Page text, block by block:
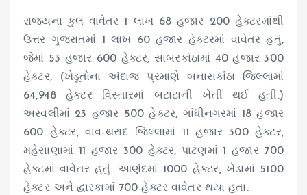
રાજ્યના કુલ વાવેતર 1 લાખ 68 હજાર 200 હેક્ટરમાંથી
ઉત્તર ગુજરાતમાં 1 લાખ 60 હજાર હેક્ટરમાં વાવેતર હતું,
જેમાં 53 હજાર 600 હેક્ટર, સાબરકાંઠામાં 40 હજાર 300
હેક્ટર, (ખેડૂતોના અંદાજ પ્રમાણે બનાસકાંઠા જિલ્લામાં
64,948 હેક્ટર વિસ્તારમાં બટાટાની ખેતી થઈ હતી.)
અરવલીમાં 23 હજાર 500 હેક્ટર, ગાંધીનગરમાં 18 હજાર
600 હેક્ટર, વાવ-થરાદ જિલ્લામાં 11 હજાર 300 હેક્ટર,
મહેસાણામાં 11 હજાર 300 હેક્ટર, પાટણમાં 1 હજાર 700
હેક્ટમાં વાવેતર હતું. આણંદમાં 1000 હેક્ટર, ખેડામાં 5100
હેક્ટર અને દ્વારકામાં 700 હેક્ટર વાવેતર થયા હતા.